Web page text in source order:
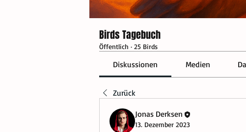
Birds Tagebuch
Öffentlich · 25 Birds
Diskussionen Medien
Zurück
Jonas Derksen
13. Dezember 2023